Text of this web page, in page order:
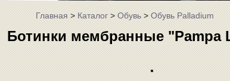
Главная>Каталог>Обувь>Обувь Palladium
Ботинки мембранные "Pampa